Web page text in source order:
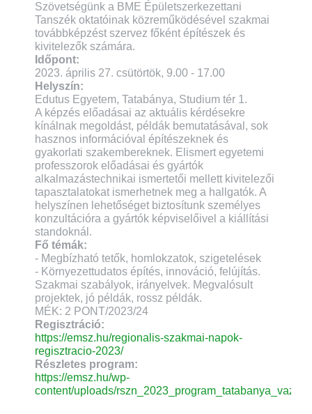
Szövetségünk a BME Épületszerkezettani
Tanszék oktatóinak közreműködésével szakmai
továbbképzést szervez főként építészek és
kivitelezők számára.
Időpont:
2023. április 27. csütörtök, 9.00 - 17.00
Helyszín:
Edutus Egyetem, Tatabánya, Studium tér 1.
A képzés előadásai az aktuális kérdésekre
kínálnak megoldást, példák bemutatásával, sok
hasznos információval építészeknek és
gyakorlati szakembereknek. Elismert egyetemi
professzorok előadásai és gyártók
alkalmazástechnikai ismertetői mellett kivitelezői
tapasztalatokat ismerhetnek meg a hallgatók. A
helyszínen lehetőséget biztosítunk személyes
konzultációra a gyártók képviselőivel a kiállítási
standoknál.
Fő témák:
- Megbízható tetők, homlokzatok, szigetelések
- Környezettudatos építés, innováció, felújítás.
Szakmai szabályok, irányelvek. Megvalósult
projektek, jó példák, rossz példák.
MÉK: 2 PONT/2023/24
Regisztráció:
https://emsz.hu/regionalis-szakmai-napok-
regisztracio-2023/
Részletes program:
https://emsz.hu/wp-
content/uploads/